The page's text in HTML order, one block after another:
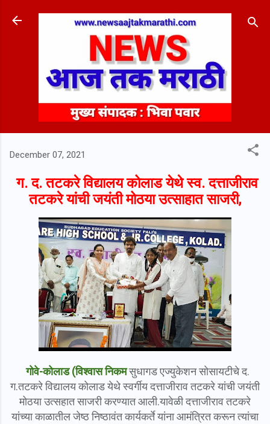
Skip to main content
December 07, 2021
ग. द. तटकरे विद्यालय कोलाड येथे स्व. दत्ताजीराव
तटकरे यांची जयंती मोठया उत्साहात साजरी,
गोवे-कोलाड (विश्वास निकमसुधागड एज्युकेशन सोसायटीचे द.
ग.तटकरे विद्यालय कोलाड येथे स्वर्गीय दत्ताजीराव तटकरे यांची जयंती
मोठया उत्सहात साजरी करण्यात आली.यावेळी दत्ताजीराव तटकरे
यांच्या काळातील जेष्ठ निष्ठावंत कार्यकर्ते यांना आमंत्रित करून त्यांचा